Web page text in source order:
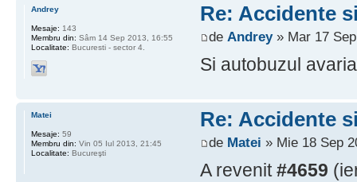
Re: Accidente
de Andrey» Mar 17
Si autobuzul
Andrey
Mesaje: 143
Membru din: Sâm 14 Sep 2013, 16:55
Localitate: Bucuresti - sector 4.
Re: Accidente
de Matei » Mie 18 Sep
A revenit#4659
Matei
Mesaje: 59
Membru din: Vin 05 Iul 2013, 21:45
Localitate: Bucureşti